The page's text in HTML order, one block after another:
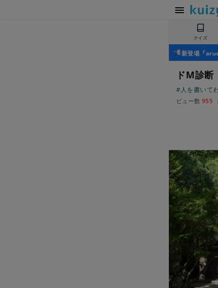
クイズ
新登場『
ドM診断
#人を書いて
ビュー数 955